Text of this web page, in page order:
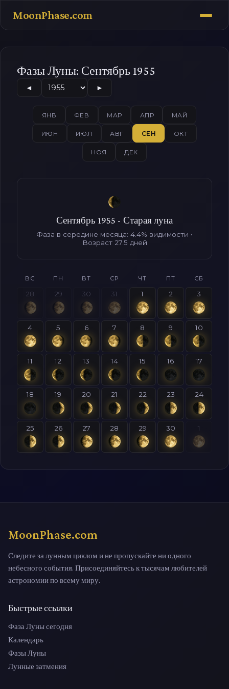
MoonPhase.com
Фазы Луны: Сентябрь 1955
◄ ►
ЯНВ ФЕВ МАР АПР МАЙ
ИЮН ИЮЛ АВГ СЕН ОКТ
НОЯ ДЕК
Сентябрь 1955 - Старая луна
Фаза в середине месяца: 4.4% видимости •
Возраст 27.5 дней
ВС ПН ВТ СР ЧТ ПТ СБ
28 29 30 31 1 2 3
4 5 6 7 8 9 10
11 12 13 14 15 16 17
18 19 20 21 22 23 24
25 26 27 28 29 30 1
MoonPhase.com
Следите за лунным циклом и не пропускайте ни одного
небесного события. Присоединяйтесь к тысячам любителей
астрономии по всему миру.
Быстрые ссылки
Фаза Луны сегодня
Календарь
Фазы Луны
Лунные затмения